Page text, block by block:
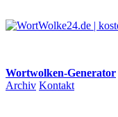
Wortwolken-Generator
Archiv Kontakt